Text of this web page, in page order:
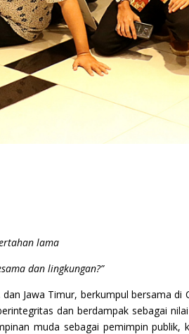
lama
dan lingkungan?”
Jawa Timur, berkumpul bersama di
dan berdampak sebagai
muda sebagai pemimpin publik,